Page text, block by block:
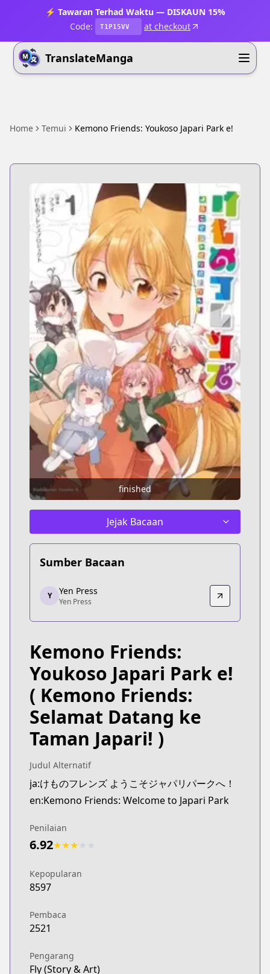
⚡ Tawaran Terhad Waktu — DISKAUN 15%
Code:
T1P15VV at checkout
TranslateManga
Home Temui Kemono Friends: Youkoso Japari Park e!
finished
Jejak Bacaan
Sumber Bacaan
Yen Press
Yen Press
https://yenpress.com/series/kemono-friends
Y Yen Press
Yen Press
Kemono Friends:
Youkoso Japari Park e!
( Kemono Friends:
Selamat Datang ke
Taman Japari! )
Judul Alternatif
ja:けものフレンズ ようこそジャパリパークへ！
en:Kemono Friends: Welcome to Japari Park
Penilaian
6.92★★★
Kepopularan
8597
Pembaca
2521
Pengarang
Fly (Story & Art)